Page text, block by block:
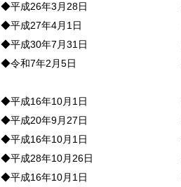
◆平成26年3月28日
◆平成27年4月1日
◆平成30年7月31日
◆令和7年2月5日
◆平成16年10月1日
◆平成20年9月27日
◆平成16年10月1日
◆平成28年10月26日
◆平成16年10月1日